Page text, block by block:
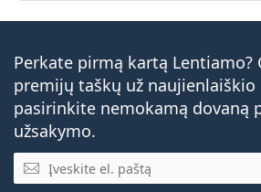
Perkate pirmą kartą Lentiamo?
premijų taškų už
pasirinkite nemokamą dovaną
užsakymo.
El. pašto adresas